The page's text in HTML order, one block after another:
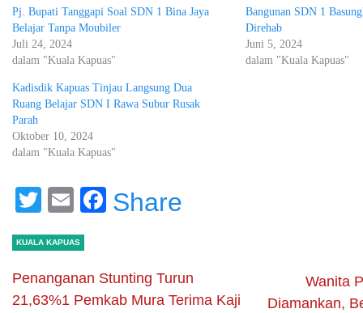
Pj. Bupati Tanggapi Soal SDN 1 Bina Jaya
Belajar Tanpa Moubiler
Juli 24, 2024
dalam "Kuala Kapuas"
Bangunan SDN 1
Direhab
Juni 5, 2024
dalam "Kuala Kapuas"
Kadisdik Kapuas Tinjau Langsung Dua
Ruang Belajar SDN I Rawa Subur Rusak
Parah
Oktober 10, 2024
dalam "Kuala Kapuas"
Twitter
EmailFacebook
Share
KUALA KAPUAS
Penanganan Stunting Turun
21,63%1 Pemkab Mura Terima Kaji
Wanita
Diamankan,